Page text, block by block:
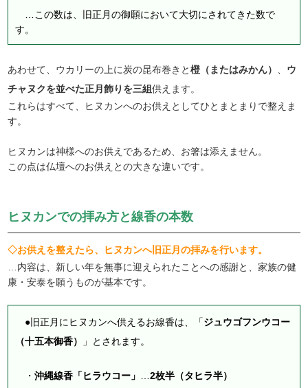
…この数は、旧正月の御願において大切にされてきた数で
す。
あわせて、ウカリーの上に炭の昆布巻きと橙（またはみかん）
ウ
チャヌクを並べた正月飾りを三組供えます。
これらはすべて、ヒヌカンへのお供えとしてひとまとまりで整えま
す。
ヒヌカンは神様へのお供えであるため、お箸は添えません。
この点は仏壇へのお供えとの大きな違いです。
ヒヌカンでの拝み方と線香の本数
◇お供えを整えたら、ヒヌカンへ旧正月の拝みを行います。
…内容は、新しい年を無事に迎えられたことへの感謝と、家族の健
康・安泰を願うものが基本です。
●旧正月にヒヌカンへ供えるお線香は、「ジュウゴフンウコー
（十五本御香）
」とされます。
・沖縄線香「ヒラウコー」 …2枚半（タヒラ半）